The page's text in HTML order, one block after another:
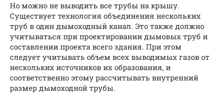
Но можно не выводить все трубы на крышу.
Существует технология объединения нескольких
труб в один дымоходный канал. Это также должно
учитываться при проектировании дымовых труб и
составлении проекта всего здания. При этом
следует учитывать объем всех выводимых газов от
нескольких источников их образования, и
соответственно этому рассчитывать внутренний
размер дымоходной трубы.